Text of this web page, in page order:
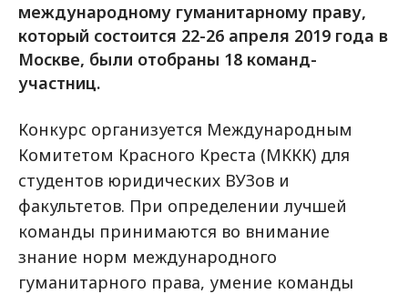
международному гуманитарному праву,
который состоится 22-26 апреля 2019 года в
Москве, были отобраны 18 команд-
участниц.
Конкурс организуется Международным
Комитетом Красного Креста (МККК) для
студентов юридических ВУЗов и
факультетов. При определении лучшей
команды принимаются во внимание
знание норм международного
гуманитарного права, умение команды